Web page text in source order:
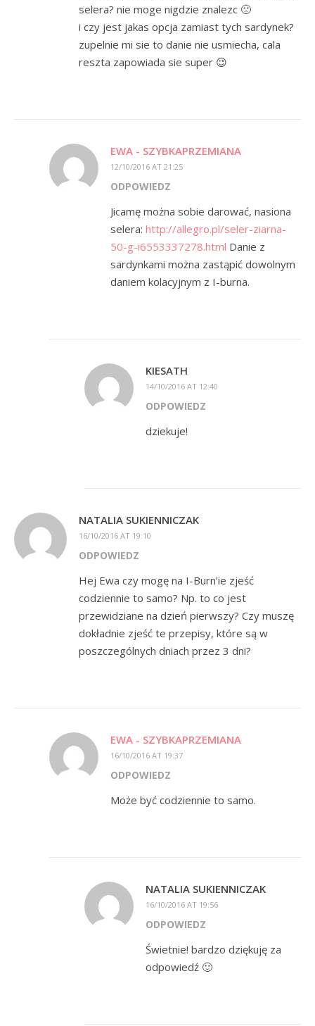
selera? nie moge nigdzie znalezc 🙁
i czy jest jakas opcja zamiast tych sardynek?
zupelnie mi sie to danie nie usmiecha, cala
reszta zapowiada sie super 😉
EWA - SZYBKAPRZEMIANA
12/10/2016 AT 21:25
ODPOWIEDZ
Jicamę można sobie darować, nasiona
selera: http://allegro.pl/seler-ziarna-
50-g-i6553337278.html Danie z
sardynkami można zastąpić dowolnym
daniem kolacyjnym z I-burna.
KIESATH
14/10/2016 AT 12:40
ODPOWIEDZ
dziekuje!
NATALIA SUKIENNICZAK
16/10/2016 AT 19:10
ODPOWIEDZ
Hej Ewa czy mogę na I-Burn’ie zjeść
codziennie to samo? Np. to co jest
przewidziane na dzień pierwszy? Czy muszę
dokładnie zjeść te przepisy, które są w
poszczególnych dniach przez 3 dni?
EWA - SZYBKAPRZEMIANA
16/10/2016 AT 19:37
ODPOWIEDZ
Może być codziennie to samo.
NATALIA SUKIENNICZAK
16/10/2016 AT 19:56
ODPOWIEDZ
Świetnie! bardzo dziękuję za
odpowiedź 🙂